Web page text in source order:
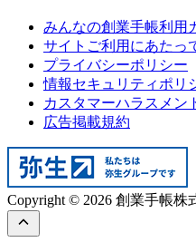
みんなの創業手帳利用
サイトご利用にあたっ
プライバシーポリシー
情報セキュリティポリ
カスタマーハラスメン
広告掲載規約
Copyright © 2026 創業手帳株